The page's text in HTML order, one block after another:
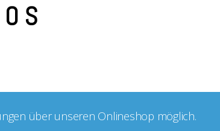
über unseren Onlineshop möglich.